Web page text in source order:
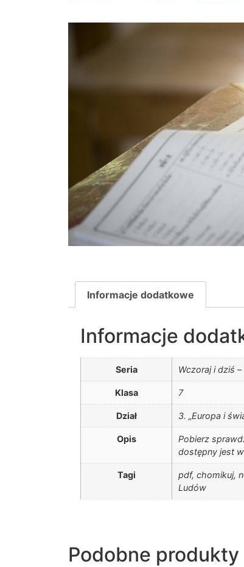
Informacje dodatkowe
Informacje
Seria Wczoraj i dziś
Klasa 7
Dział 3. „Europa i
Opis
Pobierz
dostępny jest
Tagi
pdf, chomikuj,
Ludów
Podobne produkty